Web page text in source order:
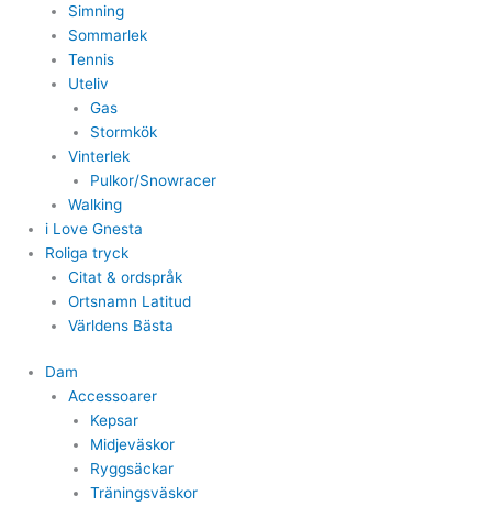
Simning
Sommarlek
Tennis
Uteliv
Gas
Stormkök
Vinterlek
Pulkor/Snowracer
Walking
i Love Gnesta
Roliga tryck
Citat & ordspråk
Ortsnamn Latitud
Världens Bästa
Dam
Accessoarer
Kepsar
Midjeväskor
Ryggsäckar
Träningsväskor